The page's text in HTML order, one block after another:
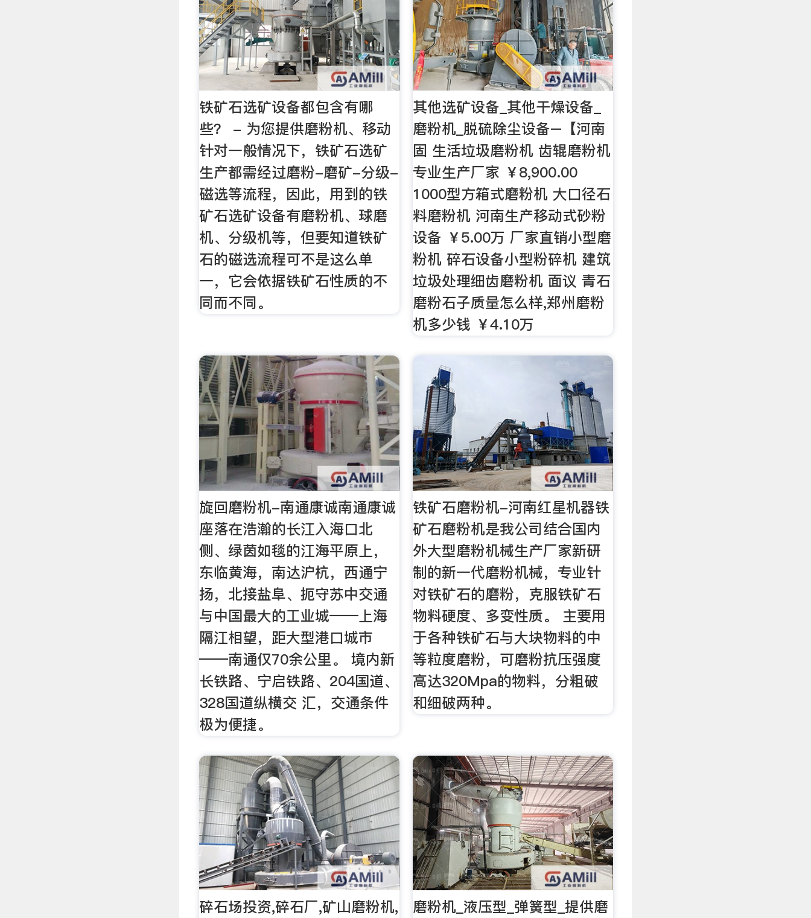
铁矿石选矿设备都包含有哪
些？ - 为您提供磨粉机、移动
针对一般情况下，铁矿石选矿
生产都需经过磨粉-磨矿-分级-
磁选等流程，因此，用到的铁
矿石选矿设备有磨粉机、球磨
机、分级机等，但要知道铁矿
石的磁选流程可不是这么单
一，它会依据铁矿石性质的不
同而不同。
其他选矿设备_其他干燥设备_
磨粉机_脱硫除尘设备–【河南
固 生活垃圾磨粉机 齿辊磨粉机
专业生产厂家 ￥8,900.00
1000型方箱式磨粉机 大口径石
料磨粉机 河南生产移动式砂粉
设备 ￥5.00万 厂家直销小型磨
粉机 碎石设备小型粉碎机 建筑
垃圾处理细齿磨粉机 面议 青石
磨粉石子质量怎么样,郑州磨粉
机多少钱 ￥4.10万
旋回磨粉机-南通康诚南通康诚
座落在浩瀚的长江入海口北
侧、绿茵如毯的江海平原上，
东临黄海，南达沪杭，西通宁
扬，北接盐阜、扼守苏中交通
与中国最大的工业城——上海
隔江相望，距大型港口城市
——南通仅70余公里。 境内新
长铁路、宁启铁路、204国道、
328国道纵横交 汇，交通条件
极为便捷。
铁矿石磨粉机-河南红星机器铁
矿石磨粉机是我公司结合国内
外大型磨粉机械生产厂家新研
制的新一代磨粉机械，专业针
对铁矿石的磨粉，克服铁矿石
物料硬度、多变性质。 主要用
于各种铁矿石与大块物料的中
等粒度磨粉，可磨粉抗压强度
高达320Mpa的物料，分粗破
和细破两种。
碎石场投资,碎石厂,矿山磨粉机,
磨粉机_液压型_弹簧型_提供磨